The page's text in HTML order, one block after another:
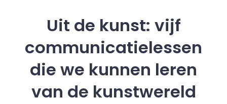
Uit de kunst: vijf
communicatielessen
die we kunnen leren
van de kunstwereld